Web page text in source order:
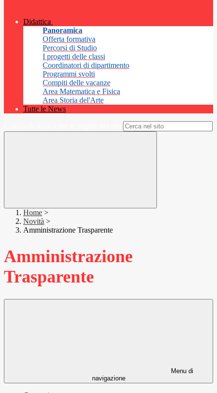
Didattica
Panoramica
Offerta formativa
Percorsi di Studio
I progetti delle classi
Coordinatori di dipartimento
Programmi svolti
Compiti delle vacanze
Area Matematica e Fisica
Area Storia del'Arte
Tutte le News
Home >
Novità >
Amministrazione Trasparente
Amministrazione
Trasparente
Menu di
navigazione